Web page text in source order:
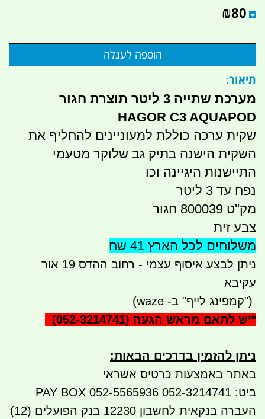
₪80
תיאור:
מערכת שתייה 3 ליטר תוצרת חגור
HAGOR C3 AQUAPOD
שקית ערכה כוללת למעוניינים להחליף את
השקית הישנה בתיק גב שלוקר מטעמי
התיישנות היגיינה וכו
נפח עד 3 ליטר
מק''ט 800039 חגור
צבע זית
משלוחים לכל הארץ 41 שח
ניתן לבצע איסוף עצמי - רחוב ההדס 19 אור
עקיבא
")קמפינג לייף" ב- waze)
*יש לתאם מראש הגעה (052-3214741)
ניתן להזמין בדרכים הבאות:
באתר באמצעות כרטיס אשראי
ביט: 052-3214741 PAY BOX 052-5565936
העברה בנקאית לחשבון 12230 בנק הפועלים (12)